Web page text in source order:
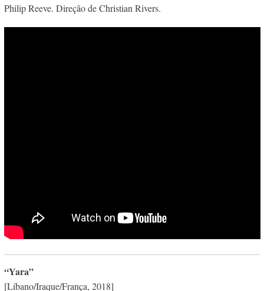
Philip Reeve. Direção de Christian Rivers.
“Yara”
[Líbano/Iraque/França, 2018]